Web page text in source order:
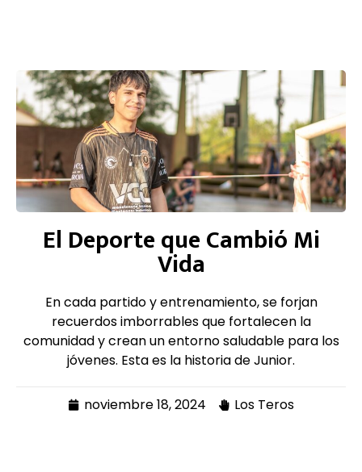
El Deporte que Cambió Mi
Vida
En cada partido y entrenamiento, se forjan
recuerdos imborrables que fortalecen la
comunidad y crean un entorno saludable para los
jóvenes. Esta es la historia de Junior.
noviembre 18, 2024 Los Teros